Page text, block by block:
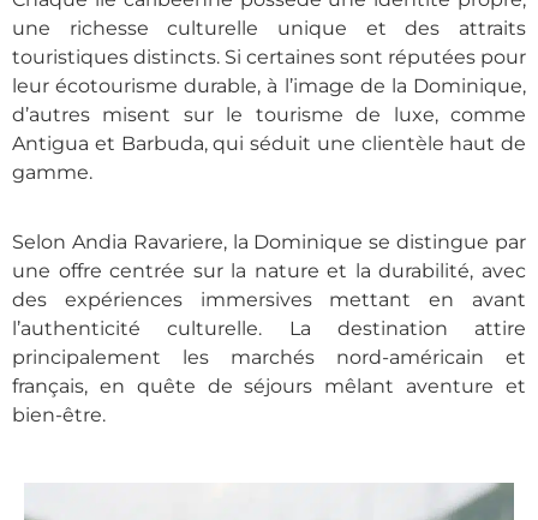
une richesse culturelle unique et des attraits
touristiques distincts. Si certaines sont réputées pour
leur écotourisme durable, à l’image de la Dominique,
d’autres misent sur le tourisme de luxe, comme
Antigua et Barbuda, qui séduit une clientèle haut de
gamme.
Selon Andia Ravariere, la Dominique se distingue par
une offre centrée sur la nature et la durabilité, avec
des expériences immersives mettant en avant
l’authenticité culturelle. La destination attire
principalement les marchés nord-américain et
français, en quête de séjours mêlant aventure et
bien-être.